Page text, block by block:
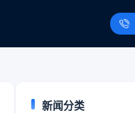
新闻分类